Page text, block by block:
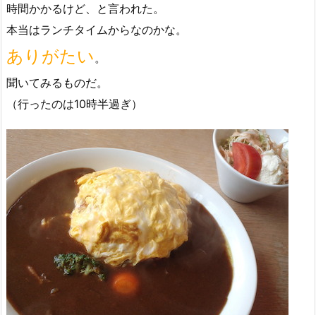
時間かかるけど、と言われた。
本当はランチタイムからなのかな。
ありがたい。
聞いてみるものだ。
（行ったのは10時半過ぎ）